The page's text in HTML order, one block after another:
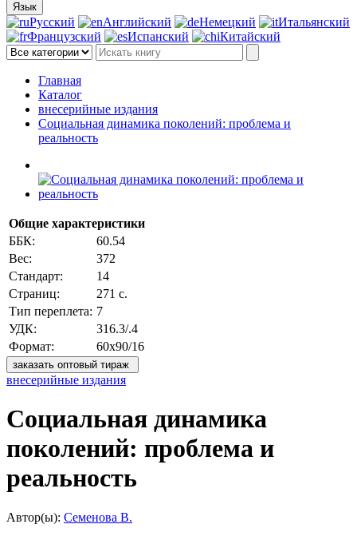
Язык
Русский Английский Немецкий
Итальянский
Французский
Испанский Китайский
Главная
Каталог
внесерийные издания
Социальная динамика поколений: проблема и
реальность
Общие характеристики
ББК:
60.54
Вес:
372
Стандарт:
14
Страниц:
271 с.
Тип переплета: 7
УДК:
316.3/.4
Формат:
60x90/16
заказать оптовый тираж
внесерийные издания
Социальная динамика
поколений: проблема и
реальность
Автор(ы): Семенова В.